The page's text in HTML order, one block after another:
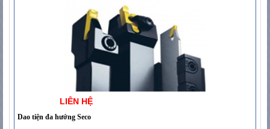
LIÊN HỆ
Dao tiện đa hướng Seco